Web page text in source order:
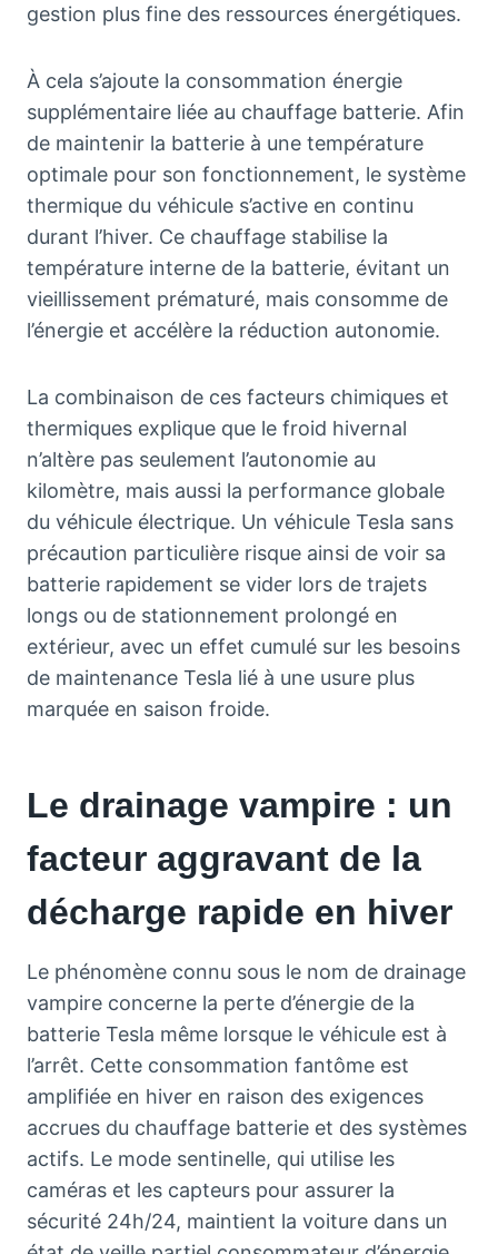
gestion plus fine des ressources énergétiques.
À cela s’ajoute la consommation énergie
supplémentaire liée au chauffage batterie. Afin
de maintenir la batterie à une température
optimale pour son fonctionnement, le système
thermique du véhicule s’active en continu
durant l’hiver. Ce chauffage stabilise la
température interne de la batterie, évitant un
vieillissement prématuré, mais consomme de
l’énergie et accélère la réduction autonomie.
La combinaison de ces facteurs chimiques et
thermiques explique que le froid hivernal
n’altère pas seulement l’autonomie au
kilomètre, mais aussi la performance globale
du véhicule électrique. Un véhicule Tesla sans
précaution particulière risque ainsi de voir sa
batterie rapidement se vider lors de trajets
longs ou de stationnement prolongé en
extérieur, avec un effet cumulé sur les besoins
de maintenance Tesla lié à une usure plus
marquée en saison froide.
Le drainage vampire : un
facteur aggravant de la
décharge rapide en hiver
Le phénomène connu sous le nom de drainage
vampire concerne la perte d’énergie de la
batterie Tesla même lorsque le véhicule est à
l’arrêt. Cette consommation fantôme est
amplifiée en hiver en raison des exigences
accrues du chauffage batterie et des systèmes
actifs. Le mode sentinelle, qui utilise les
caméras et les capteurs pour assurer la
sécurité 24h/24, maintient la voiture dans un